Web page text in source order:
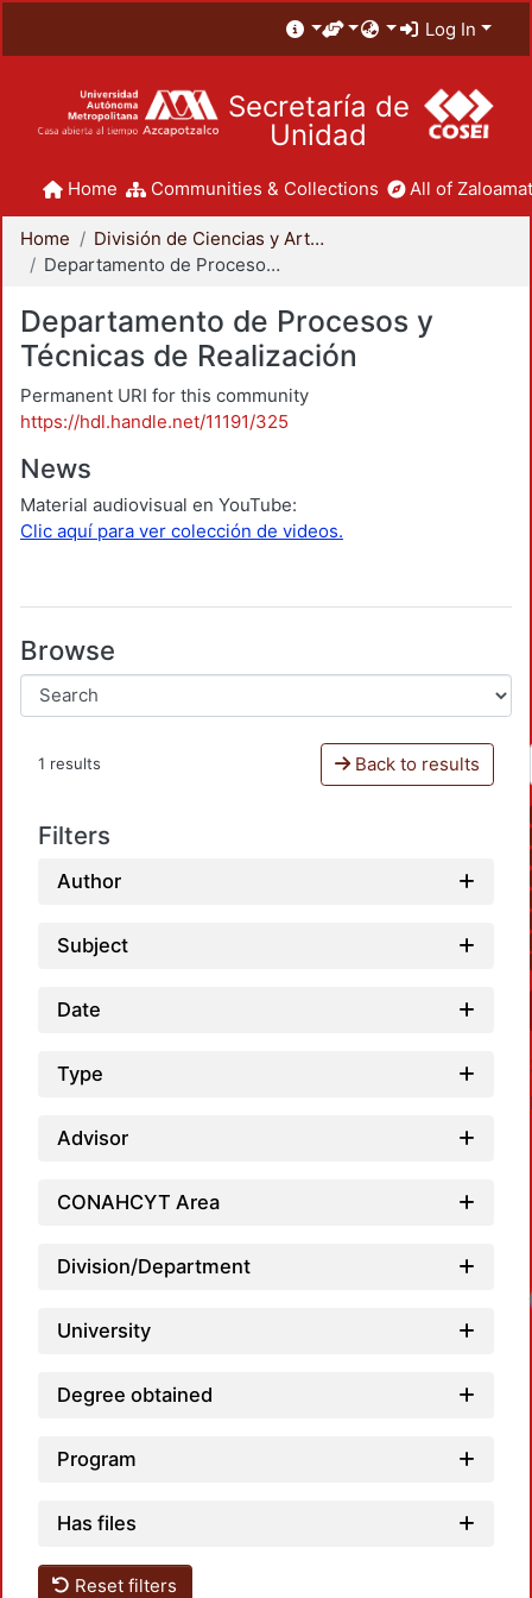
Log In
Secretaría de
Unidad
Home Communities & Collections All of
Home
División de Ciencias y Artes para el Diseño
Departamento de Procesos y Técnicas de Realización
Departamento de Procesos y
Técnicas de Realización
Permanent URI for this community
https://hdl.handle.net/11191/325
News
Material audiovisual en YouTube:
Clic aquí para ver colección de videos.
Browse
1 results Back to results
Filters
Author
Subject
Date
Type
Advisor
CONAHCYT Area
Division/Department
University
Degree obtained
Program
Has files
Reset filters